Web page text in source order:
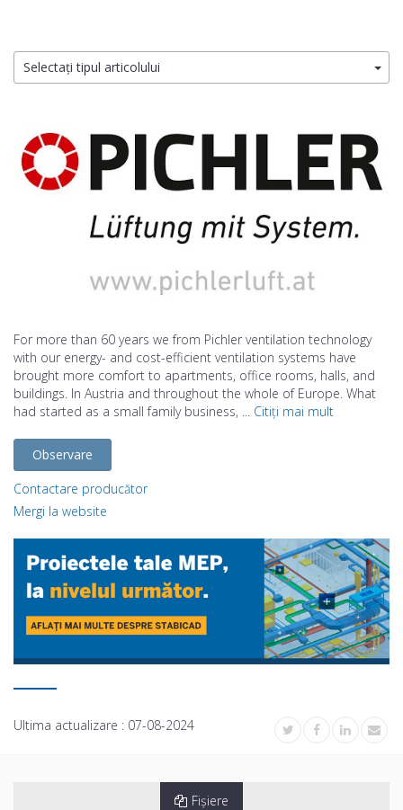
Selectați tipul articolului
For more than 60 years we from Pichler ventilation technology
with our energy- and cost-efficient ventilation systems have
brought more comfort to apartments, office rooms, halls, and
buildings. In Austria and throughout the whole of Europe. What
had started as a small family business, ... Citiți mai mult
Observare
Contactare producător
Mergi la website
Ultima actualizare : 07-08-2024
Fișiere